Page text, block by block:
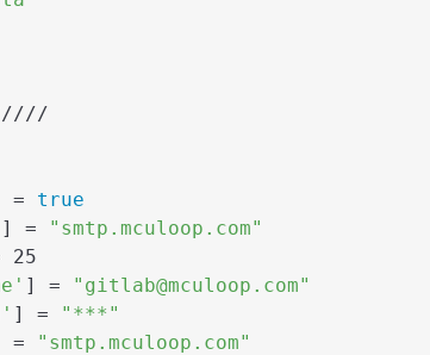
= true
] =
"smtp.mculoop.com"
25
] =
"gitlab@mculoop.com"
] =
"***"
=
"smtp.mculoop.com"